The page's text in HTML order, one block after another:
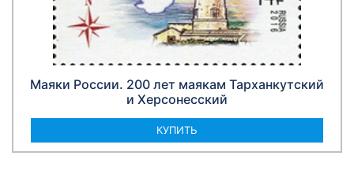
Маяки России. 200 лет маякам Тарханкутский
и Херсонесский
КУПИТЬ